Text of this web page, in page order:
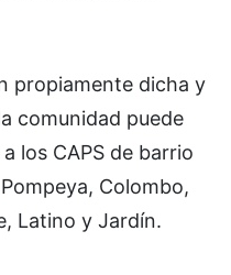
propiamente dicha y
comunidad puede
a los CAPS de barrio
Colombo,
Latino y Jardín.